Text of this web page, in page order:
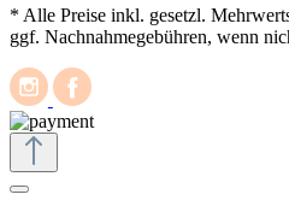
* Alle Preise inkl. gesetzl.
ggf. Nachnahmegebühren, wenn